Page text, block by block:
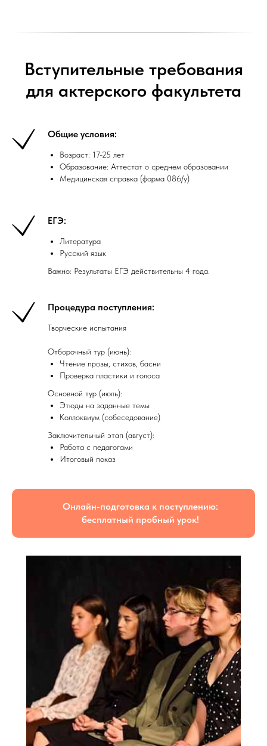
Вступительные требования
для актерского факультета
Общие условия:
Возраст: 17-25 лет
Образование: Аттестат о среднем образовании
Медицинская справка (форма 086/у)
ЕГЭ:
Литература
Русский язык
Важно: Результаты ЕГЭ действительны 4 года.
Процедура поступления:
Творческие испытания
Отборочный тур (июнь):
Чтение прозы, стихов, басни
Проверка пластики и голоса
Основной тур (июль):
Этюды на заданные темы
Коллоквиум (собеседование)
Заключительный этап (август):
Работа с педагогами
Итоговый показ
Онлайн-подготовка к поступлению:
бесплатный пробный урок!